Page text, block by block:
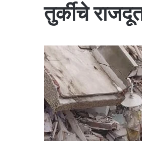
तुर्कीचे